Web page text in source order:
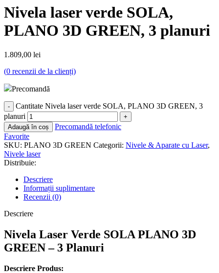
Nivela laser verde SOLA,
PLANO 3D GREEN, 3 planuri
1.809,00 lei
(0 recenzii de la clienți)
Precomandă
Cantitate Nivela laser verde SOLA, PLANO 3D GREEN, 3
planuri
Adaugă în coș
Precomandă telefonic
Favorite
SKU: PLANO 3D GREEN Categorii: Nivele & Aparate cu Laser,
Nivele laser
Distribuie:
Descriere
Informații suplimentare
Recenzii (0)
Descriere
Nivela Laser Verde SOLA PLANO 3D
GREEN – 3 Planuri
Descriere Produs: